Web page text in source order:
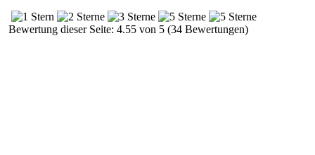
Bewertung dieser Seite: 4.55 von 5 (34 Bewertungen)